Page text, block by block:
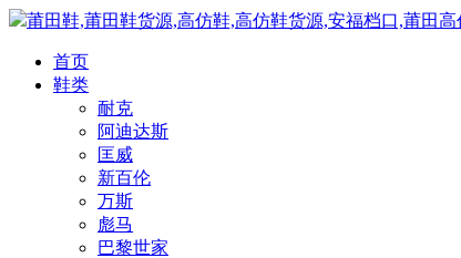
莆田鞋,莆田鞋货源,高仿鞋,高仿鞋货源,安福档口,莆田
首页
鞋类
耐克
阿迪达斯
匡威
新百伦
万斯
彪马
巴黎世家